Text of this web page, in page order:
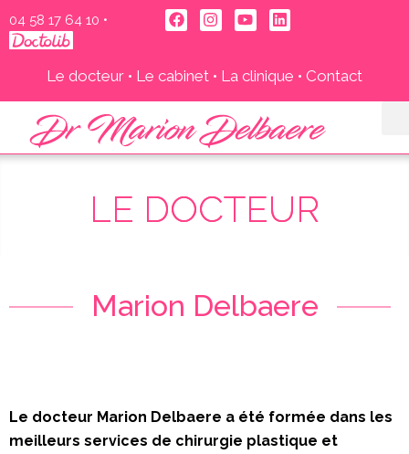
04 58 17 64 10‬ •
Le docteur • Le cabinet • La clinique • Contact
LE DOCTEUR
Marion Delbaere
Le docteur Marion Delbaere a été formée dans les
meilleurs services de chirurgie plastique et